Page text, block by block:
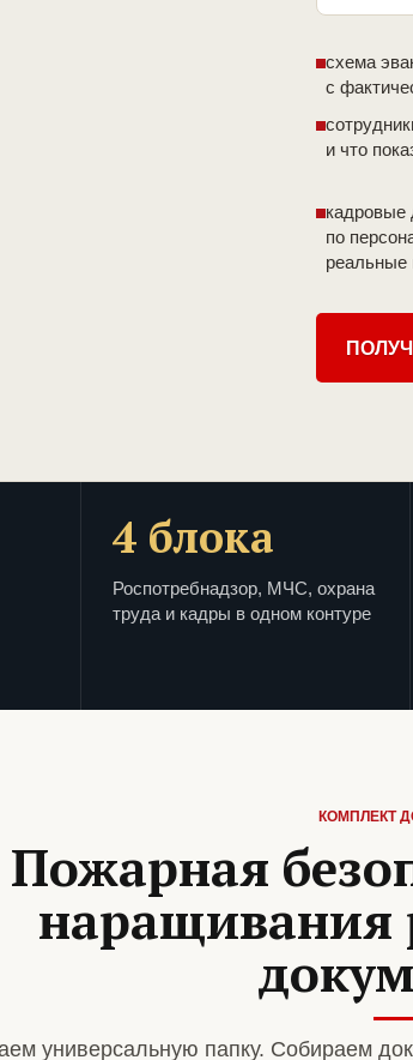
схема
с
и что
кадровые
по
реальные
4 блока
Роспотребнадзор, МЧС, охрана
труда и кадры в одном контуре
КОМПЛЕКТ
Пожарная
наращивания
универсальную папку. Собираем